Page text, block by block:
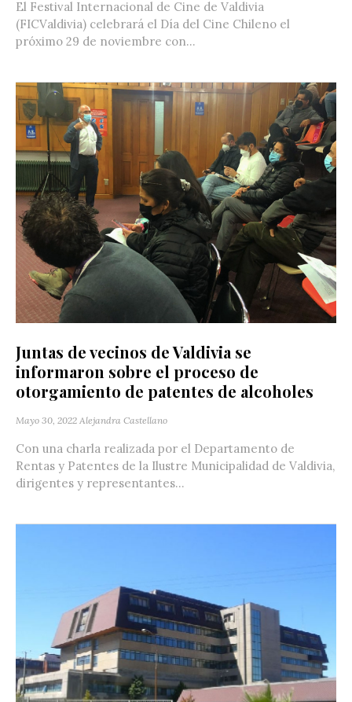
El Festival Internacional de Cine de Valdivia
(FICValdivia) celebrará el Día del Cine Chileno el
próximo 29 de noviembre con...
Juntas de vecinos de Valdivia se
informaron sobre el proceso de
otorgamiento de patentes de alcoholes
Mayo 30, 2022 Alejandra Castellano
Con una charla realizada por el Departamento de
Rentas y Patentes de la Ilustre Municipalidad de Valdivia,
dirigentes y representantes...